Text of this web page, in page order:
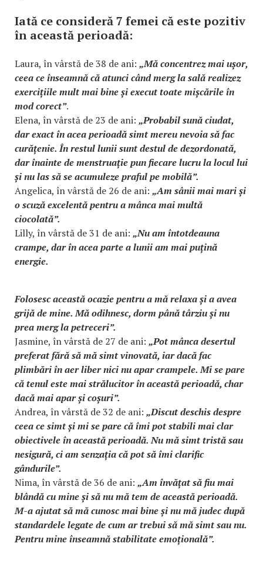
Iată ce consideră 7 femei că este pozitiv
în această perioadă:
Laura, în vârstă de 38 de ani: „Mă concentrez mai ușor,
ceea ce înseamnă că atunci când merg la sală realizez
exercițiile mult mai bine și execut toate mișcările în
mod corect”.
Elena, în vârstă de 23 de ani: „Probabil sună ciudat,
dar exact în acea perioadă simt mereu nevoia să fac
curățenie. În restul lunii sunt destul de dezordonată,
dar înainte de menstruație pun fiecare lucru la locul lui
și nu las să se acumuleze praful pe mobilă”.
Angelica, în vârstă de 26 de ani: „Am sânii mai mari și
o scuză excelentă pentru a mânca mai multă
ciocolată”.
Lilly, în vârstă de 31 de ani: „Nu am întotdeauna
crampe, dar în acea parte a lunii am mai puțină
energie.
Folosesc această ocazie pentru a mă relaxa și a avea
grijă de mine. Mă odihnesc, dorm până târziu și nu
prea merg la petreceri”.
Jasmine, în vârstă de 27 de ani: „Pot mânca desertul
preferat fără să mă simt vinovată, iar dacă fac
plimbări în aer liber nici nu apar crampele. Mi se pare
că tenul este mai strălucitor în această perioadă, char
dacă mai apar și coșuri”.
Andrea, în vârstă de 32 de ani: „Discut deschis despre
ceea ce simt și mi se pare că îmi pot stabili mai clar
obiectivele în această perioadă. Nu mă simt tristă sau
nesigură, ci am senzația că pot să îmi clarific
gândurile”.
Nima, în vârstă de 36 de ani: „Am învățat să fiu mai
blândă cu mine și să nu mă tem de această perioadă.
M-a ajutat să mă cunosc mai bine și nu mă judec după
standardele legate de cum ar trebui să mă simt sau nu.
Pentru mine înseamnă stabilitate emoțională”.